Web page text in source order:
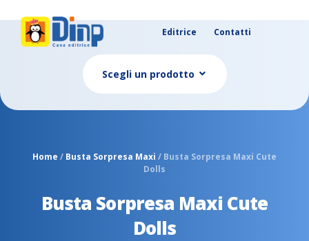
Editrice Contatti
Scegli un prodotto
Home / Busta Sorpresa Maxi / Busta Sorpresa Maxi Cute
Dolls
Busta Sorpresa Maxi Cute
Dolls